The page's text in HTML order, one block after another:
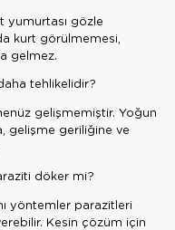
yumurtası gözle
kurt görülmemesi,
gelmez.
tehlikelidir?
gelişmemiştir. Yoğun
gelişme geriliğine ve
döker mi?
yöntemler parazitleri
Kesin çözüm için